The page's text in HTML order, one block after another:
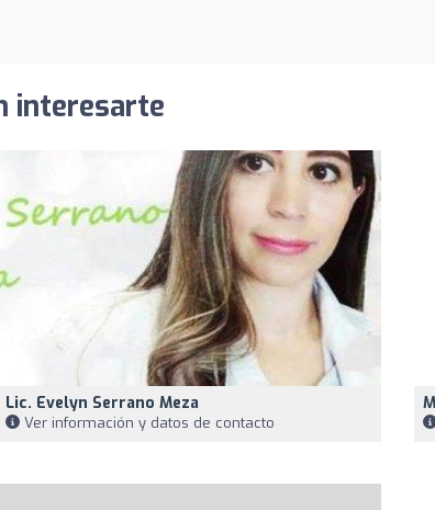
interesarte
Lic. Evelyn Serrano Meza
Ver información y datos de contacto